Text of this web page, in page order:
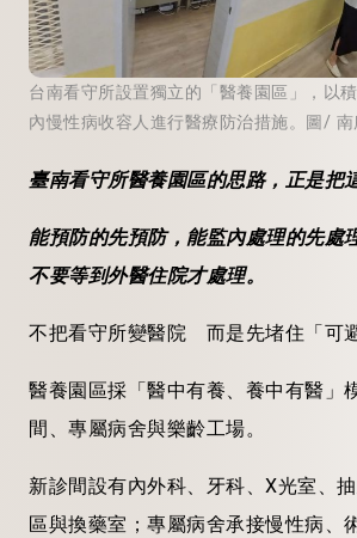
台南看守所設置獨立的「醫養園區」，以
內慢性病收容人進行醫療防治措施。圖/ 南
臺南看守所醫養園區的思路，正是把
能預防的先預防，能監內處理的先處
不要等到外醫住院才處理。
不把看守所變醫院 而是先堵住「可避
醫養園區採「醫中有養、養中有醫」
間、專屬病舍與樂齡工場。
新診間設有內外科、牙科、X光室、
區與換藥室；專屬病舍承接慢性病、